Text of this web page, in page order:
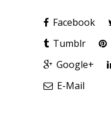
Facebook
Tumblr
Google+
E-Mail